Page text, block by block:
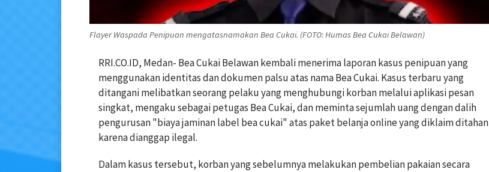
Flayer Waspada Penipuan mengatasnamakan Bea Cukai. (FOTO: Humas Bea Cukai Belawan)
RRI.CO.ID, Medan- Bea Cukai Belawan kembali menerima laporan kasus penipuan yang
menggunakan identitas dan dokumen palsu atas nama Bea Cukai. Kasus terbaru yang
ditangani melibatkan seorang pelaku yang menghubungi korban melalui aplikasi pesan
singkat, mengaku sebagai petugas Bea Cukai, dan meminta sejumlah uang dengan dalih
pengurusan "biaya jaminan label bea cukai" atas paket belanja online yang diklaim ditahan
karena dianggap ilegal.
Dalam kasus tersebut, korban yang sebelumnya melakukan pembelian pakaian secara